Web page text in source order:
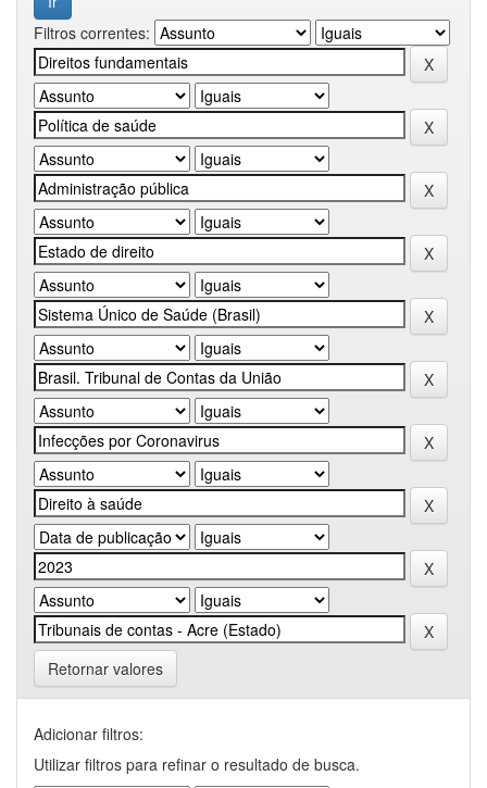
Filtros correntes:
Retornar valores
Adicionar filtros:
Utilizar filtros para refinar o resultado de busca.